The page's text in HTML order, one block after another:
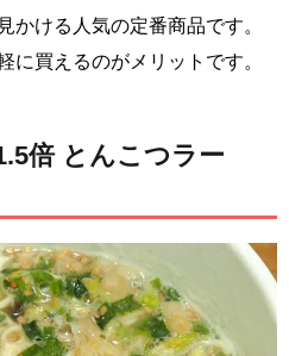
かける人気の定番商品です。
に買えるのがメリットです。
倍 とんこつラー